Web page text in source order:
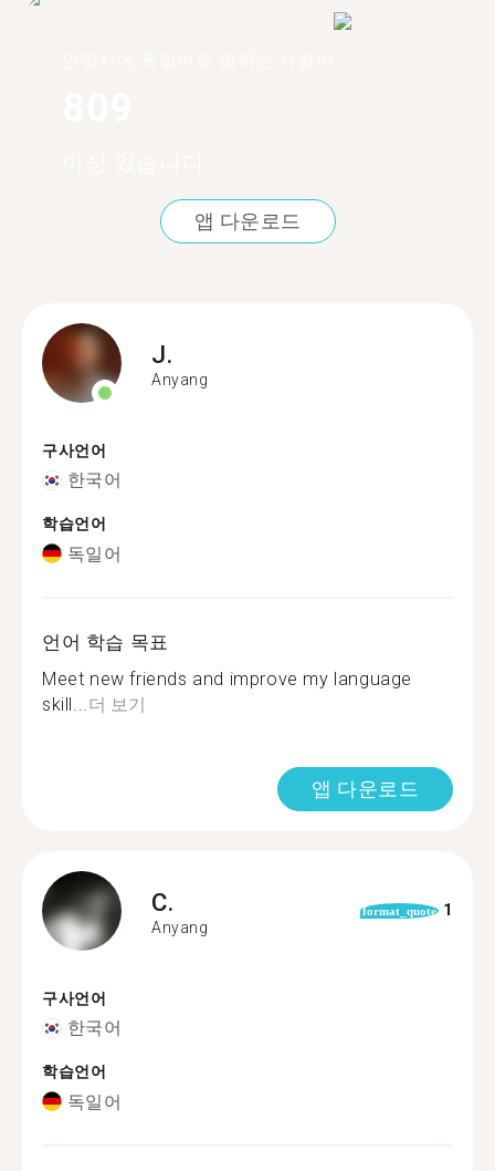
앱 다운로드
J.
Anyang
구사언어
한국어
학습언어
독일어
언어 학습 목표
Meet new friends and improve my language
skill... 더 보기
앱 다운로드
C.
Anyang
format_quote 1
구사언어
한국어
학습언어
독일어